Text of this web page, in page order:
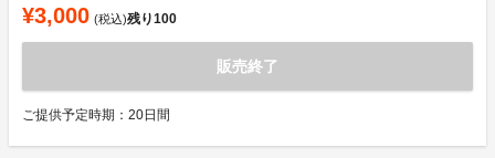
¥3,000 (税込)残り100
販売終了
ご提供予定時期：20日間